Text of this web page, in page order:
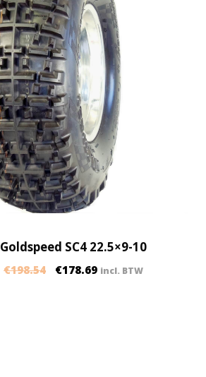
Goldspeed SC4 22.5×9-10
€198.54 €178.69 incl. BTW